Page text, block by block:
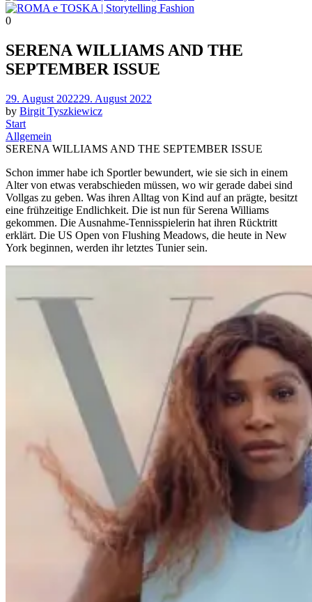
0
SERENA WILLIAMS AND THE
SEPTEMBER ISSUE
Posted
on
29. August 202229. August 2022
by Birgit Tyszkiewicz
Start
Allgemein
SERENA WILLIAMS AND THE SEPTEMBER ISSUE
Schon immer habe ich Sportler bewundert, wie sie sich in einem
Alter von etwas verabschieden müssen, wo wir gerade dabei sind
Vollgas zu geben. Was ihren Alltag von Kind auf an prägte, besitzt
eine frühzeitige Endlichkeit. Die ist nun für Serena Williams
gekommen. Die Ausnahme-Tennisspielerin hat ihren Rücktritt
erklärt. Die US Open von Flushing Meadows, die heute in New
York beginnen, werden ihr letztes Tunier sein.